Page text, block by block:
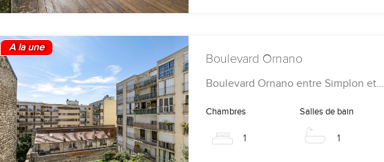
A la une
Boulevard Ornano
Boulevard Ornano entre Simplon et…
Chambres
1
Salles de bain
1